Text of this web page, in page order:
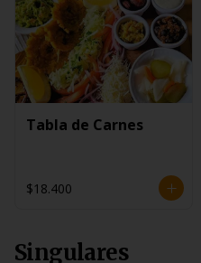
Tabla de Carnes
$18.400
Singulares